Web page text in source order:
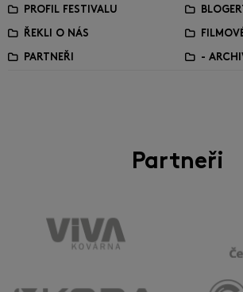
PROFIL FESTIVALU
ŘEKLI O NÁS
PARTNEŘI -
Partneři